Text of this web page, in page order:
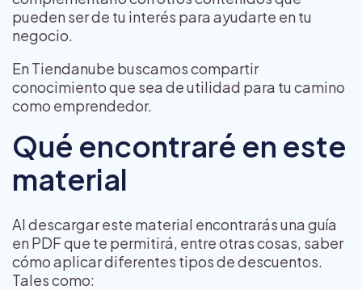
pueden ser de tu interés para ayudarte en tu
negocio.
En Tiendanube buscamos compartir
conocimiento que sea de utilidad para tu camino
como emprendedor.
Qué encontraré en este
material
Al descargar este material encontrarás una guía
en PDF que te permitirá, entre otras cosas, saber
cómo aplicar diferentes tipos de descuentos.
Tales como: